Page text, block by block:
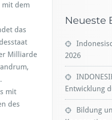
mit dem
das
Milliarde
mit
des
Neueste
2026
Entwicklung
Bildung